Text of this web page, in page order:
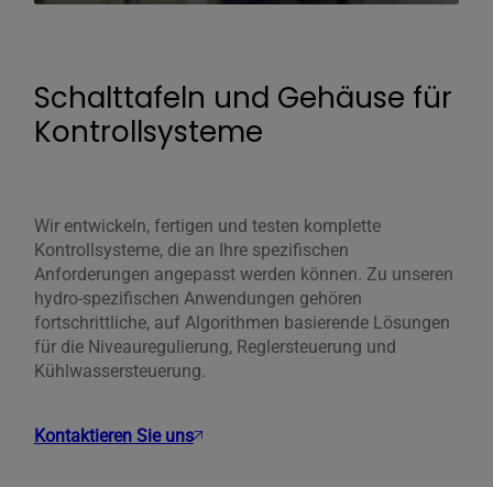
Schalttafeln und Gehäuse für
Kontrollsysteme
Wir entwickeln, fertigen und testen komplette
Kontrollsysteme, die an Ihre spezifischen
Anforderungen angepasst werden können. Zu unseren
hydro-spezifischen Anwendungen gehören
fortschrittliche, auf Algorithmen basierende Lösungen
für die Niveauregulierung, Reglersteuerung und
Kühlwassersteuerung.
Kontaktieren Sie uns